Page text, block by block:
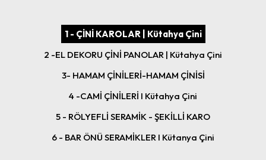
1 - ÇİNİ KAROLAR | Kütahya Çini
2 -EL DEKORU ÇİNİ PANOLAR | Kütahya Çini
3- HAMAM ÇİNİLERİ-HAMAM ÇİNİSİ
4 -CAMİ ÇİNİLERİ I Kütahya Çini
5 - RÖLYEFLİ SERAMİK - ŞEKİLLİ KARO
6 - BAR ÖNÜ SERAMİKLER I Kütanya Çini